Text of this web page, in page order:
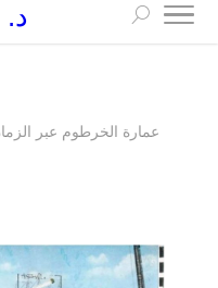
عمارة الخرطوم عبر